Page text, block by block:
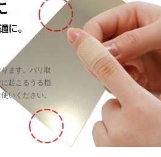
ます。バリ取
起こるうる指
いください。